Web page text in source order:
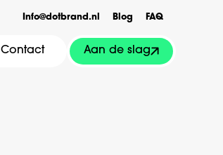
Info@dotbrand.nl Blog FAQ
Contact Aan de slag